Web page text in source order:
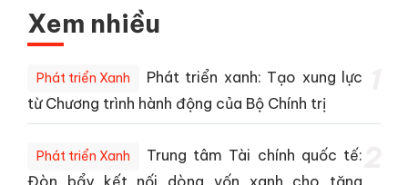
Xem nhiều
Phát triển Xanh
Phát triển xanh: Tạo xung lực
từ Chương trình hành động của Bộ Chính trị
Phát triển Xanh
Trung tâm Tài chính quốc tế:
Đòn bẩy kết nối dòng vốn xanh cho tăng